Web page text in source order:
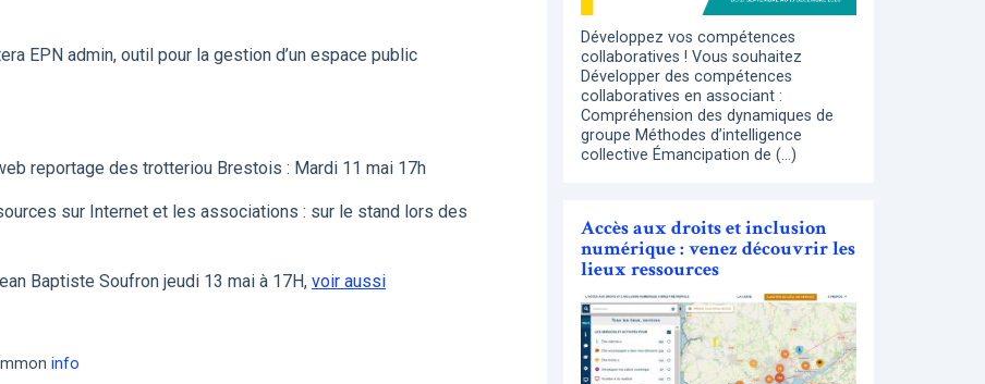
EPN admin, outil pour la gestion d’un espace public
reportage des trotteriou Brestois : Mardi 11 mai 17h
sur Internet et les associations : sur le stand lors des
Baptiste Soufron jeudi 13 mai à 17H, voir aussi
info
Développez vos compétences
collaboratives ! Vous souhaitez
Développer des compétences
collaboratives en associant :
Compréhension des dynamiques de
groupe Méthodes d’intelligence
collective Émancipation de (…)
Accès aux droits et inclusion
numérique : venez découvrir les
lieux ressources